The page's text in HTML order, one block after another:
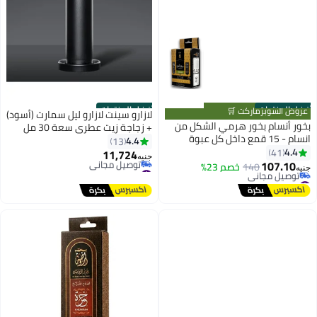
أفضل المنتجات
عروض السوبرماركت 🛒
بخور أنسام بخور هرمي الشكل من
انسام - 15 قمع داخل كل عبوة
(جذور العود)
4.4
41
جنيه107.10
140 خصم 23%
#6 في بخور عطر منزلي
أقل سعر في 7 يوم
توصيل مجاني
أفضل المنتجات
لازارو سينت لازارو ليل سمارت (أسود)
+ زجاجة زيت عطري سعة 30 مل
4.4
13
جنيه11,724
#1 في رذاذات الزيوت
توصيل مجاني
#1 في رذاذات الزيوت